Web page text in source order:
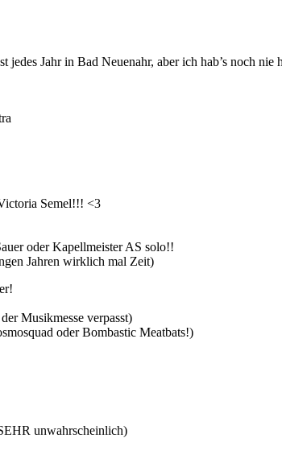
jedes Jahr in Bad Neuenahr, aber ich hab’s noch nie
Semel!!! <3
oder Kapellmeister AS solo!!
Jahren wirklich mal Zeit)
Musikmesse verpasst)
oder Bombastic Meatbats!)
unwahrscheinlich)